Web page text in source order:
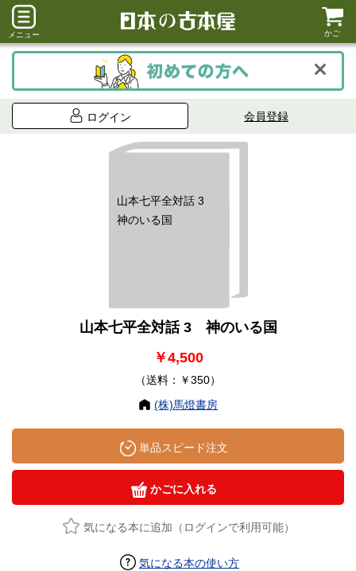
メニュー かご
ログイン 会員登録
山本七平全対話 3
神のいる国
山本七平全対話 3 神のいる国
￥4,500
（送料：￥350）
(株)馬燈書房
単品スピード注文
かごに入れる
気になる本に追加（ログインで利用可能）
気になる本の使い方